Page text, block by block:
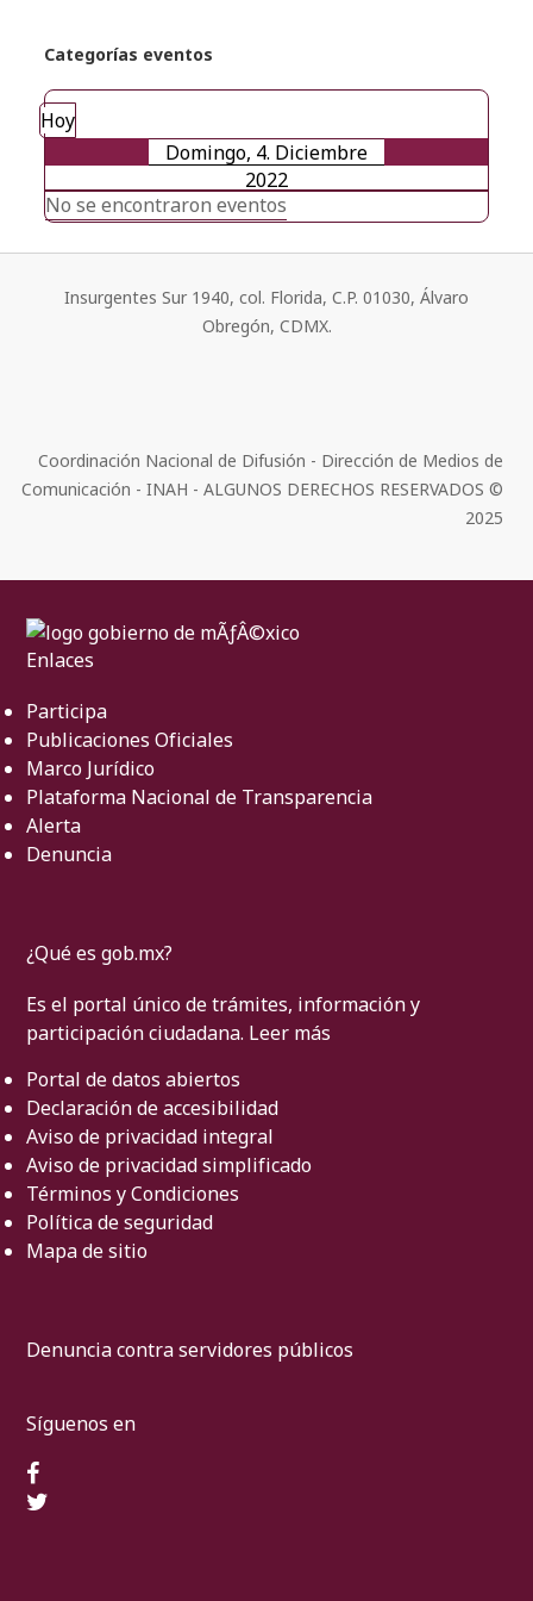
Categorías eventos
Hoy
Domingo, 4. Diciembre
2022
No se encontraron eventos
Insurgentes Sur 1940, col. Florida, C.P. 01030, Álvaro
Obregón, CDMX.
Coordinación Nacional de Difusión - Dirección de Medios de
Comunicación - INAH - ALGUNOS DERECHOS RESERVADOS ©
2025
Enlaces
Participa
Publicaciones Oficiales
Marco Jurídico
Plataforma Nacional de Transparencia
Alerta
Denuncia
¿Qué es gob.mx?
Es el portal único de trámites, información y
participación ciudadana. Leer más
Portal de datos abiertos
Declaración de accesibilidad
Aviso de privacidad integral
Aviso de privacidad simplificado
Términos y Condiciones
Política de seguridad
Mapa de sitio
Denuncia contra servidores públicos
Síguenos en